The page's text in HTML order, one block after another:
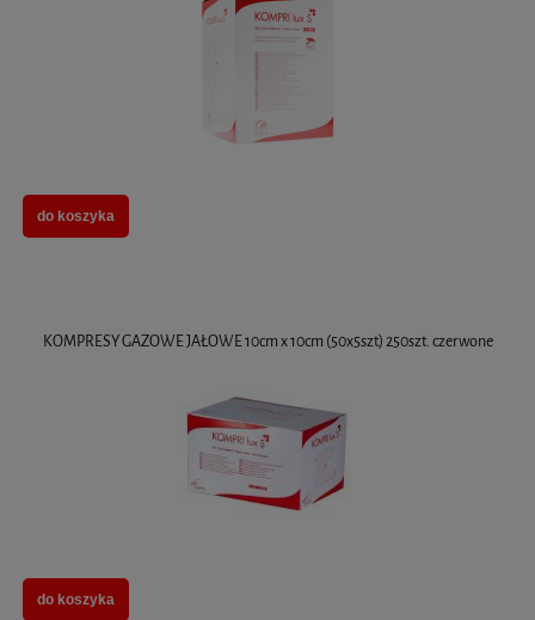
do koszyka
KOMPRESY GAZOWE JAŁOWE 10cm x 10cm (50x5szt) 250szt. czerwone
do koszyka